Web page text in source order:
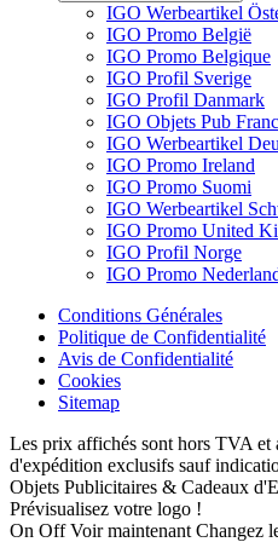
IGO Werbeartikel
IGO Promo België
IGO Promo Belgique
IGO Profil Sverige
IGO Profil Danmark
IGO Objets Pub
IGO Werbeartikel
IGO Promo Ireland
IGO Promo Suomi
IGO Werbeartikel
IGO Promo United
IGO Profil Norge
IGO Promo
Conditions Générales
Politique de Confidentialité
Avis de Confidentialité
Cookies
Sitemap
Les prix affichés sont hors TVA et
d'expédition exclusifs sauf
Objets Publicitaires & Cadeaux
Prévisualisez votre logo !
On Off Voir maintenant Changez